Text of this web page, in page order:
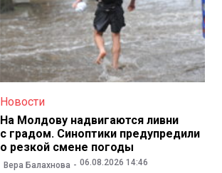
Новости
На Молдову надвигаются ливни
с градом. Синоптики предупредили
о резкой смене погоды
Вера Балахнова 06.08.2026 14:46